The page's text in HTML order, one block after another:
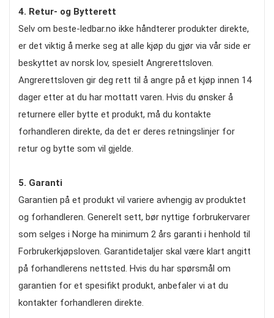
4. Retur- og Bytterett
Selv om beste-ledbar.no ikke håndterer produkter direkte,
er det viktig å merke seg at alle kjøp du gjør via vår side er
beskyttet av norsk lov, spesielt Angrerettsloven.
Angrerettsloven gir deg rett til å angre på et kjøp innen 14
dager etter at du har mottatt varen. Hvis du ønsker å
returnere eller bytte et produkt, må du kontakte
forhandleren direkte, da det er deres retningslinjer for
retur og bytte som vil gjelde.
5. Garanti
Garantien på et produkt vil variere avhengig av produktet
og forhandleren. Generelt sett, bør nyttige forbrukervarer
som selges i Norge ha minimum 2 års garanti i henhold til
Forbrukerkjøpsloven. Garantidetaljer skal være klart angitt
på forhandlerens nettsted. Hvis du har spørsmål om
garantien for et spesifikt produkt, anbefaler vi at du
kontakter forhandleren direkte.